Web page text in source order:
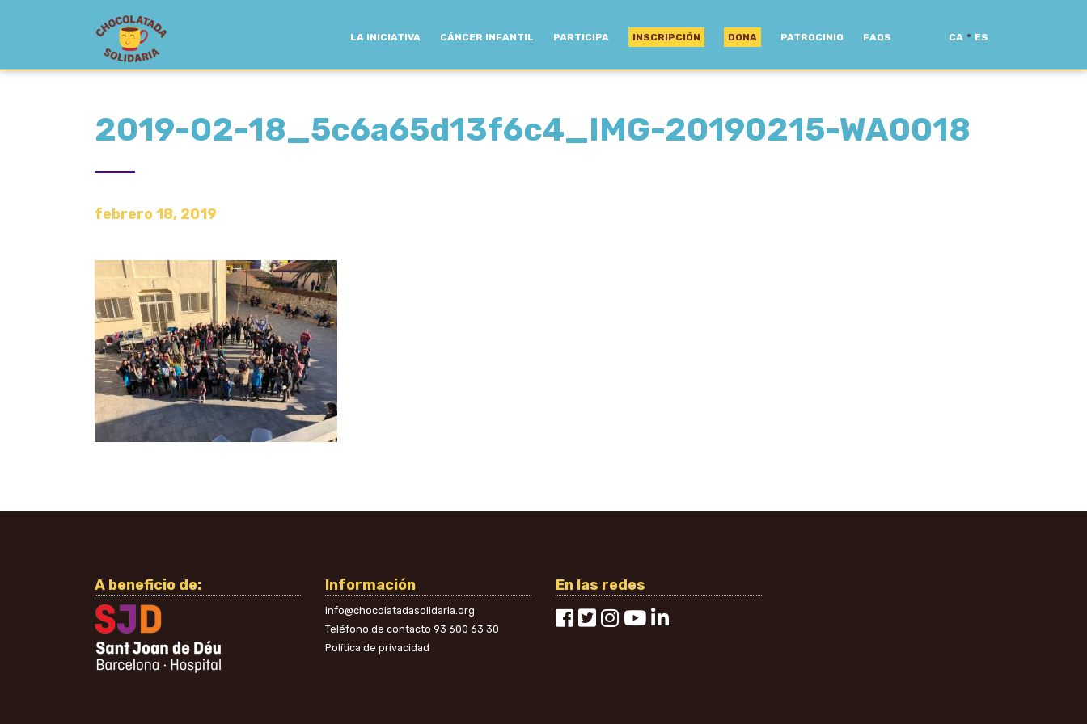
LA INICIATIVA CÁNCER INFANTIL PARTICIPA INSCRIPCIÓN DONA PATROCINIO FAQS CA · ES
2019-02-18_5c6a65d13f6c4_IMG-20190215-WA0018
febrero 18, 2019
A beneficio de: Información
info@chocolatadasolidaria.org
Teléfono de contacto 93 600 63 30
Política de privacidad
En las redes